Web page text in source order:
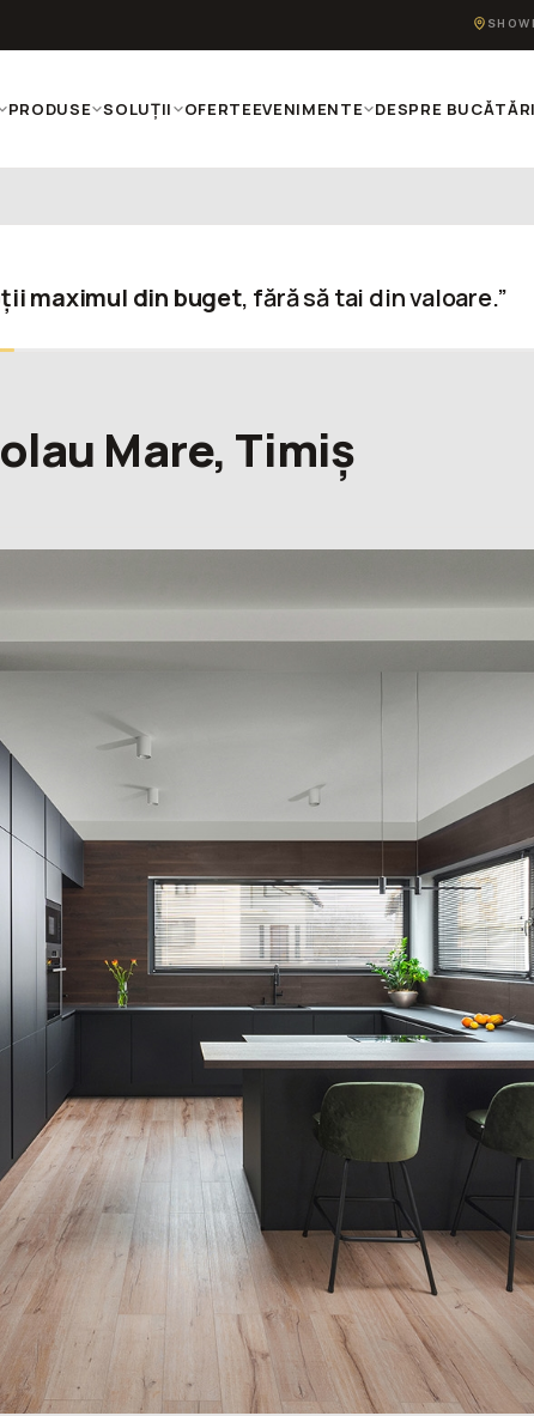
PRODUSE SOLUȚII OFERTEEVENIMENTE DESPRE
maximul din buget, fără să tai din valoare.”
Mare, Timiș